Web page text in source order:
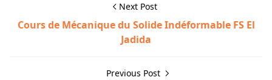
Next Post
Cours de Mécanique du Solide Indéformable FS El
Jadida
Previous Post